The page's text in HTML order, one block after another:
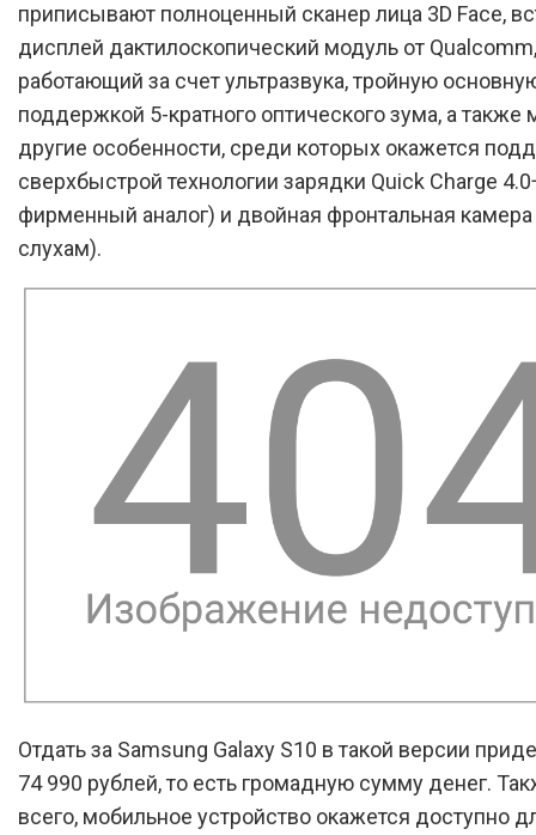
приписывают полноценный сканер лица 3D Face,
дисплей дактилоскопический модуль от Qualcomm,
работающий за счет ультразвука, тройную
поддержкой 5-кратного оптического зума, а также
другие особенности, среди которых окажется
сверхбыстрой технологии зарядки Quick Charge
фирменный аналог) и двойная фронтальная
слухам).
Отдать за Samsung Galaxy S10 в такой версии
74 990 рублей, то есть громадную сумму денег.
всего, мобильное устройство окажется доступно